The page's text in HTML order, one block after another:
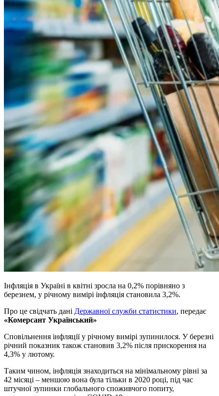
Інфляція в Україні в квітні зросла на 0,2% порівняно з
березнем, у річному вимірі інфляція становила 3,2%.
Про це свідчать дані Державної служби статистики, передає
«Комерсант Український»
Сповільнення інфляції у річному вимірі зупинилося. У березні
річний показник також становив 3,2% після прискорення на
4,3% у лютому.
Таким чином, інфляція знаходиться на мінімальному рівні за
42 місяці – меншою вона була тільки в 2020 році, під час
штучної зупинки глобального споживчого попиту,